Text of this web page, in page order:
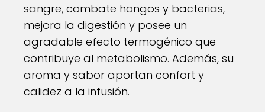
sangre, combate hongos y bacterias,
mejora la digestión y posee un
agradable efecto termogénico que
contribuye al metabolismo. Además, su
aroma y sabor aportan confort y
calidez a la infusión.